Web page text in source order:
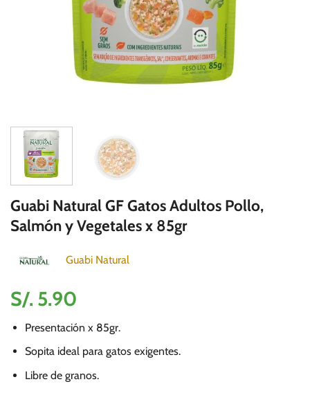
Guabi Natural GF Gatos Adultos Pollo,
Salmón y Vegetales x 85gr
Guabi Natural
S/. 5.90
Presentación x 85gr.
Sopita ideal para gatos exigentes.
Libre de granos.